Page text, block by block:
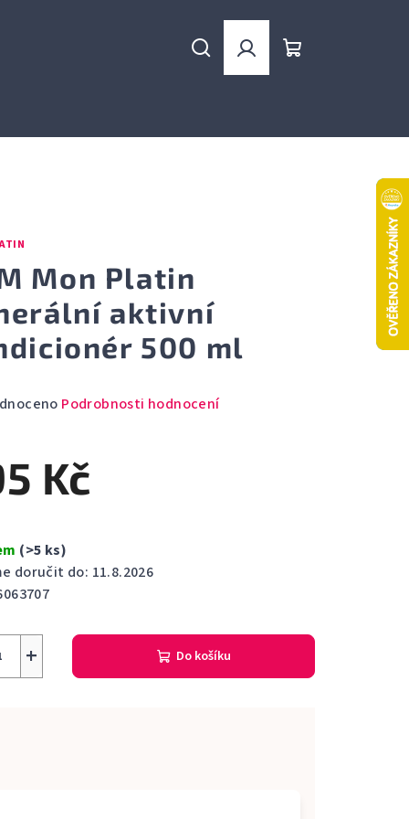
HledatPřihlášení
Mon Platin
aktivní
500 ml
Podrobnosti hodnocení
Kč
(>5 ks)
doručit do: 11.8.2026
+ Do košíku